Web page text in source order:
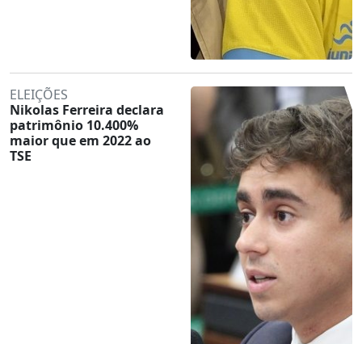
ELEIÇÕES
Nikolas Ferreira declara
patrimônio 10.400%
maior que em 2022 ao
TSE